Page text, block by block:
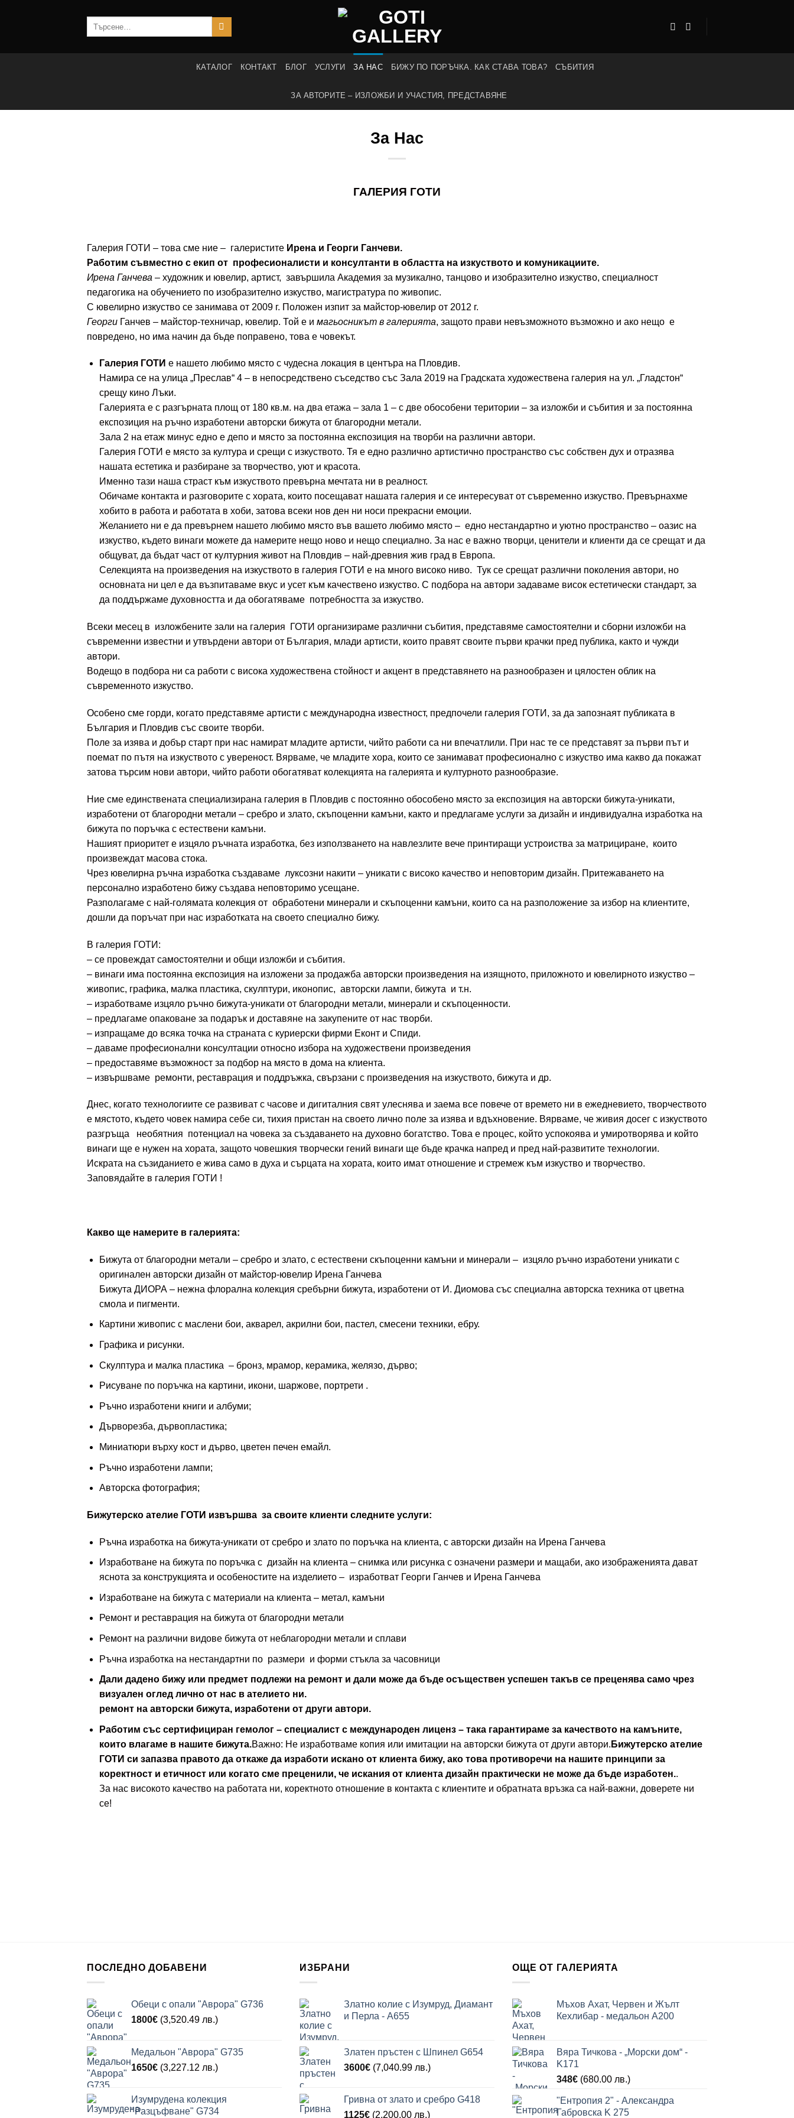
КАТАЛОГ КОНТАКТ БЛОГ УСЛУГИ ЗА НАС БИЖУ ПО ПОРЪЧКА. КАК СТАВА ТОВА? СЪБИТИЯ
ЗА АВТОРИТЕ – ИЗЛОЖБИ И УЧАСТИЯ, ПРЕДСТАВЯНЕ
За Нас
ГАЛЕРИЯ ГОТИ
Галерия ГОТИ – това сме ние – галеристите Ирена и Георги Ганчеви.
Работим съвместно с екип от професионалисти и консултанти в областта на изкуството и комуникациите.
Ирена Ганчева – художник и ювелир, артист, завършила Академия за музикално, танцово и изобразително изкуство, специалност
педагогика на обучението по изобразително изкуство, магистратура по живопис.
С ювелирно изкуство се занимава от 2009 г. Положен изпит за майстор-ювелир от 2012 г.
Георги Ганчев – майстор-техничар, ювелир. Той е и магьосникът в галерията, защото прави невъзможното възможно и ако нещо е
повредено, но има начин да бъде поправено, това е човекът.
Галерия ГОТИ е нашето любимо място с чудесна локация в центъра на Пловдив.
Намира се на улица „Преслав“ 4 – в непосредствено съседство със Зала 2019 на Градската художествена галерия на ул. „Гладстон“
срещу кино Лъки.
Галерията е с разгърната площ от 180 кв.м. на два етажа – зала 1 – с две обособени територии – за изложби и събития и за постоянна
експозиция на ръчно изработени авторски бижута от благородни метали.
Зала 2 на етаж минус едно е депо и място за постоянна експозиция на творби на различни автори.
Галерия ГОТИ е място за култура и срещи с изкуството. Тя е едно различно артистично пространство със собствен дух и отразява
нашата естетика и разбиране за творчество, уют и красота.
Именно тази наша страст към изкуството превърна мечтата ни в реалност.
Обичаме контакта и разговорите с хората, които посещават нашата галерия и се интересуват от съвременно изкуство. Превърнахме
хобито в работа и работата в хоби, затова всеки нов ден ни носи прекрасни емоции.
Желанието ни е да превърнем нашето любимо място във вашето любимо място – едно нестандартно и уютно пространство – оазис на
изкуство, където винаги можете да намерите нещо ново и нещо специално. За нас е важно творци, ценители и клиенти да се срещат и да
общуват, да бъдат част от културния живот на Пловдив – най-древния жив град в Европа.
Селекцията на произведения на изкуството в галерия ГОТИ е на много високо ниво. Тук се срещат различни поколения автори, но
основната ни цел е да възпитаваме вкус и усет към качествено изкуство. С подбора на автори задаваме висок естетически стандарт, за
да поддържаме духовността и да обогатяваме потребността за изкуство.
Всеки месец в изложбените зали на галерия ГОТИ организираме различни събития, представяме самостоятелни и сборни изложби на
съвременни известни и утвърдени автори от България, млади артисти, които правят своите първи крачки пред публика, както и чужди
автори.
Водещо в подбора ни са работи с висока художествена стойност и акцент в представянето на разнообразен и цялостен облик на
съвременното изкуство.
Особено сме горди, когато представяме артисти с международна известност, предпочели галерия ГОТИ, за да запознаят публиката в
България и Пловдив със своите творби.
Поле за изява и добър старт при нас намират младите артисти, чийто работи са ни впечатлили. При нас те се представят за първи път и
поемат по пътя на изкуството с увереност. Вярваме, че младите хора, които се занимават професионално с изкуство има какво да покажат
затова търсим нови автори, чийто работи обогатяват колекцията на галерията и културното разнообразие.
Ние сме единствената специализирана галерия в Пловдив с постоянно обособено място за експозиция на авторски бижута-уникати,
изработени от благородни метали – сребро и злато, скъпоценни камъни, както и предлагаме услуги за дизайн и индивидуална изработка на
бижута по поръчка с естествени камъни.
Нашият приоритет е изцяло ръчната изработка, без използването на навлезлите вече принтиращи устроиства за матрициране, които
произвеждат масова стока.
Чрез ювелирна ръчна изработка създаваме луксозни накити – уникати с високо качество и неповторим дизайн. Притежаването на
персонално изработено бижу създава неповторимо усещане.
Разполагаме с най-голямата колекция от обработени минерали и скъпоценни камъни, които са на разположение за избор на клиентите,
дошли да поръчат при нас изработката на своето специално бижу.
В галерия ГОТИ:
– се провеждат самостоятелни и общи изложби и събития.
– винаги има постоянна експозиция на изложени за продажба авторски произведения на изящното, приложното и ювелирното изкуство –
живопис, графика, малка пластика, скулптури, иконопис, авторски лампи, бижута и т.н.
– изработваме изцяло ръчно бижута-уникати от благородни метали, минерали и скъпоценности.
– предлагаме опаковане за подарък и доставяне на закупените от нас творби.
– изпращаме до всяка точка на страната с куриерски фирми Еконт и Спиди.
– даваме професионални консултации относно избора на художествени произведения
– предоставяме възможност за подбор на място в дома на клиента.
– извършваме ремонти, реставрация и поддръжка, свързани с произведения на изкуството, бижута и др.
Днес, когато технологиите се развиват с часове и дигиталния свят улеснява и заема все повече от времето ни в ежедневието, творчеството
е мястото, където човек намира себе си, тихия пристан на своето лично поле за изява и вдъхновение. Вярваме, че живия досег с изкуството
разгръща необятния потенциал на човека за създаването на духовно богатство. Това е процес, който успокоява и умиротворява и който
винаги ще е нужен на хората, защото човешкия творчески гений винаги ще бъде крачка напред и пред най-развитите технологии.
Искрата на съзиданието е жива само в духа и сърцата на хората, които имат отношение и стремеж към изкуство и творчество.
Заповядайте в галерия ГОТИ !
Какво ще намерите в галерията:
Бижута от благородни метали – сребро и злато, с естествени скъпоценни камъни и минерали – изцяло ръчно изработени уникати с
оригинален авторски дизайн от майстор-ювелир Ирена Ганчева
Бижута ДИОРА – нежна флорална колекция сребърни бижута, изработени от И. Диомова със специална авторска техника от цветна
смола и пигменти.
Картини живопис с маслени бои, акварел, акрилни бои, пастел, смесени техники, ебру.
Графика и рисунки.
Скулптура и малка пластика – бронз, мрамор, керамика, желязо, дърво;
Рисуване по поръчка на картини, икони, шаржове, портрети .
Ръчно изработени книги и албуми;
Дърворезба, дървопластика;
Миниатюри върху кост и дърво, цветен печен емайл.
Ръчно изработени лампи;
Авторска фотография;
Бижутерско ателие ГОТИ извършва за своите клиенти следните услуги:
Ръчна изработка на бижута-уникати от сребро и злато по поръчка на клиента, с авторски дизайн на Ирена Ганчева
Изработване на бижута по поръчка с дизайн на клиента – снимка или рисунка с означени размери и мащаби, ако изображенията дават
яснота за конструкцията и особеностите на изделието – изработват Георги Ганчев и Ирена Ганчева
Изработване на бижута с материали на клиента – метал, камъни
Ремонт и реставрация на бижута от благородни метали
Ремонт на различни видове бижута от неблагородни метали и сплави
Ръчна изработка на нестандартни по размери и форми стъкла за часовници
Дали дадено бижу или предмет подлежи на ремонт и дали може да бъде осъществен успешен такъв се преценява само чрез
визуален оглед лично от нас в ателието ни.
ремонт на авторски бижута, изработени от други автори.
Работим със сертифициран гемолог – специалист с международен лиценз – така гарантираме за качеството на камъните,
които влагаме в нашите бижута.Важно: Не изработваме копия или имитации на авторски бижута от други автори. Бижутерско ателие
ГОТИ си запазва правото да откаже да изработи искано от клиента бижу, ако това противоречи на нашите принципи за
коректност и етичност или когато сме преценили, че искания от клиента дизайн практически не може да бъде изработен..
За нас високото качество на работата ни, коректното отношение в контакта с клиентите и обратната връзка са най-важни, доверете ни
се!
ПОСЛЕДНО ДОБАВЕНИ
Обеци с опали "Аврора" G736
1800€ (3,520.49 лв.)
Медальон "Аврора" G735
1650€ (3,227.12 лв.)
Изумрудена колекция
"Разцъфване" G734
ИЗБРАНИ
Златно колие с Изумруд, Диамант
и Перла - A655
Златен пръстен с Шпинел G654
3600€ (7,040.99 лв.)
Гривна от злато и сребро G418
1125€ (2,200.00 лв.)
ОЩЕ ОТ ГАЛЕРИЯТА
Мъхов Ахат, Червен и Жълт
Кехлибар - медальон А200
Вяра Тичкова - „Морски дом“ -
K171
348€ (680.00 лв.)
"Ентропия 2" - Александра
Габровска K 275